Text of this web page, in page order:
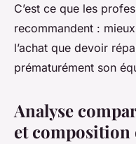
C’est ce que les
recommandent :
l’achat que devoir
prématurément son
Analyse
et composition